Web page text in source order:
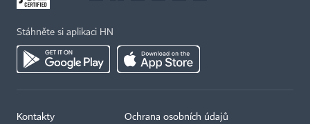
Stáhněte si aplikaci HN
Kontakty Ochrana osobních údajů